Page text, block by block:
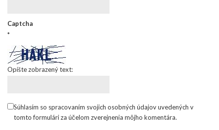
Captcha
*
Opíšte zobrazený text:
Súhlasím so spracovaním svojich osobných údajov uvedených v
tomto formulári za účelom zverejnenia môjho komentára.